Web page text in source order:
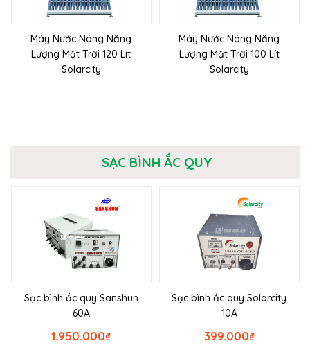
Máy Nước Nóng Năng
Lượng Mặt Trời 120 Lít
Solarcity
Máy Nước Nóng Năng
Lượng Mặt Trời 100 Lít
Solarcity
SẠC BÌNH ẮC QUY
Sạc bình ắc quy Sanshun
60A
₫
1.950.000
Sạc bình ắc quy Solarcity
10A
₫
399.000